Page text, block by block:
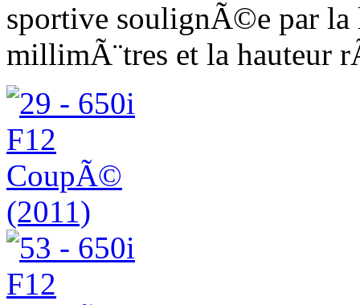
sportive soulignÃ©e par la
millimÃ¨tres et la hauteur